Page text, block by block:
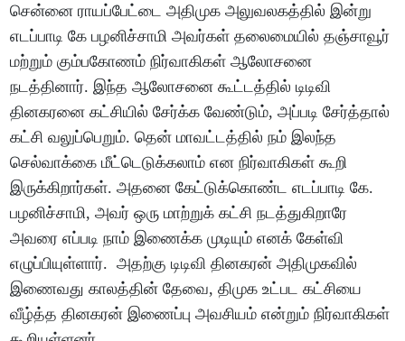
சென்னை ராயப்பேட்டை அதிமுக அலுவலகத்தில் இன்று
எடப்பாடி கே பழனிச்சாமி அவர்கள் தலைமையில் தஞ்சாவூர்
மற்றும் கும்பகோணம் நிர்வாகிகள் ஆலோசனை
நடத்தினார். இந்த ஆலோசனை கூட்டத்தில் டிடிவி
தினகரனை கட்சியில் சேர்க்க வேண்டும், அப்படி சேர்த்தால்
கட்சி வலுப்பெறும். தென் மாவட்டத்தில் நம் இலந்த
செல்வாக்கை மீட்டெடுக்கலாம் என நிர்வாகிகள் கூறி
இருக்கிறார்கள். அதனை கேட்டுக்கொண்ட எடப்பாடி கே.
பழனிச்சாமி, அவர் ஒரு மாற்றுக் கட்சி நடத்துகிறாரே
அவரை எப்படி நாம் இணைக்க முடியும் எனக் கேள்வி
எழுப்பியுள்ளார். அதற்கு டிடிவி தினகரன் அதிமுகவில்
இணைவது காலத்தின் தேவை, திமுக உட்பட கட்சியை
வீழ்த்த தினகரன் இணைப்பு அவசியம் என்றும் நிர்வாகிகள்